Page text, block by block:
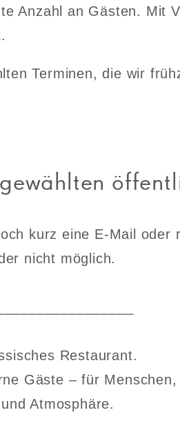
Anzahl an Gästen. Mit
Terminen, die wir
kurz eine E-Mail oder
nicht möglich.
Restaurant.
Gäste – für
Atmosphäre.